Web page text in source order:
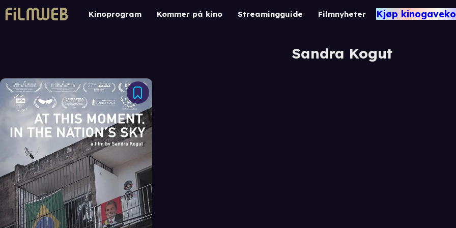
Kinoprogram Kommer på kino Streamingguide Filmnyheter Kjøp
Sandra Kogut